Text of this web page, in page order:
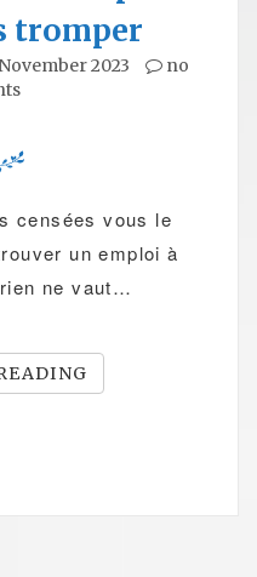
tromper
2023
no
censées vous le
un emploi à
ne vaut…